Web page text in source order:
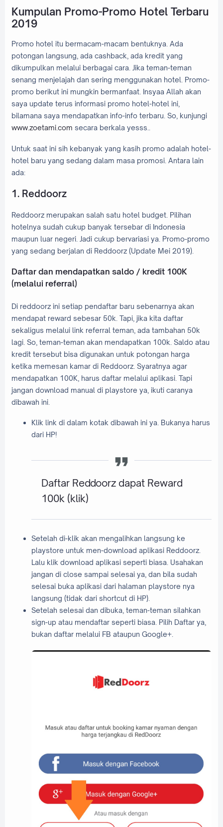
Kumpulan Promo-Promo Hotel Terbaru
2019
Promo hotel itu bermacam-macam bentuknya. Ada
potongan langsung, ada cashback, ada kredit yang
dikumpulkan melalui berbagai cara. Jika teman-teman
senang menjelajah dan sering menggunakan hotel. Promo-
promo berikut ini mungkin bermanfaat. Insyaa Allah akan
saya update terus informasi promo hotel-hotel ini,
bilamana saya mendapatkan info-info terbaru. So, kunjungi
www.zoetami.com secara berkala yesss..
Untuk saat ini sih kebanyak yang kasih promo adalah hotel-
hotel baru yang sedang dalam masa promosi. Antara lain
ada:
1. Reddoorz
Reddoorz merupakan salah satu hotel budget. Pilihan
hotelnya sudah cukup banyak tersebar di Indonesia
maupun luar negeri. Jadi cukup bervariasi ya. Promo-promo
yang sedang berjalan di Reddoorz (Update Mei 2019).
Daftar dan mendapatkan saldo / kredit 100K
(melalui referral)
Di reddoorz ini setiap pendaftar baru sebenarnya akan
mendapat reward sebesar 50k. Tapi, jika kita daftar
sekaligus melalui link referral teman, ada tambahan 50k
lagi. So, teman-teman akan mendapatkan 100k. Saldo atau
kredit tersebut bisa digunakan untuk potongan harga
ketika memesan kamar di Reddoorz. Syaratnya agar
mendapatkan 100K, harus daftar melalui aplikasi. Tapi
jangan download manual di playstore ya, ikuti caranya
dibawah ini.
Klik link di dalam kotak dibawah ini ya. Bukanya harus
dari HP!
Daftar Reddoorz dapat Reward
100k(klik)
Setelah di-klik akan mengalihkan langsung ke
playstore untuk men-download aplikasi Reddoorz.
Lalu klik download aplikasi seperti biasa. Usahakan
jangan di close sampai selesai ya, dan bila sudah
selesai buka aplikasi dari halaman playstore nya
langsung (tidak dari shortcut di HP).
Setelah selesai dan dibuka, teman-teman silahkan
sign-up atau mendaftar seperti biasa. Pilih Daftar ya,
bukan daftar melalui FB ataupun Google+.